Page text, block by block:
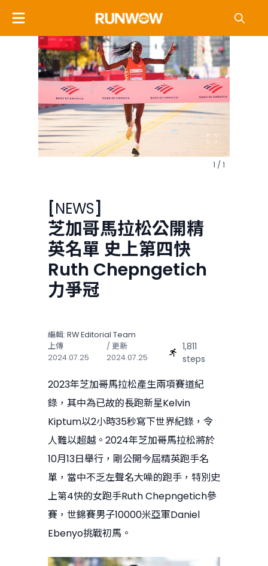
1 / 1
[NEWS]
芝加哥馬拉松公開精
英名單 史上第四快
Ruth Chepngetich
力爭冠
編輯: RW Editorial Team
上傳
2024.07.25
/ 更新
2024.07.25
1,811
steps
2023年芝加哥馬拉松產生兩項賽道紀
錄，其中為已故的長跑新星Kelvin
Kiptum以2小時35秒寫下世界紀錄，令
人難以超越。2024年芝加哥馬拉松將於
10月13日舉行，剛公開今屆精英跑手名
單，當中不乏左聲名大噪的跑手，特別史
上第4快的女跑手Ruth Chepngetich參
賽，世錦賽男子10000米亞軍Daniel
Ebenyo挑戰初馬。